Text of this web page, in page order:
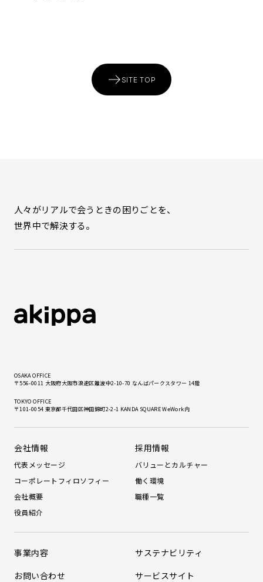
SITE TOP
人々がリアルで会うときの困りごとを、
世界中で解決する。
OSAKA OFFICE
〒556-0011 大阪府大阪市浪速区難波中2-10-70 なんばパークスタワー 14階
TOKYO OFFICE
〒101-0054 東京都千代田区神田錦町2-2-1 KANDA SQUARE WeWork内
会社情報
代表メッセージ
コーポレートフィロソフィー
会社概要
役員紹介
採用情報
バリューとカルチャー
働く環境
職種一覧
事業内容
サステナビリティ
お問い合わせ
サービスサイト